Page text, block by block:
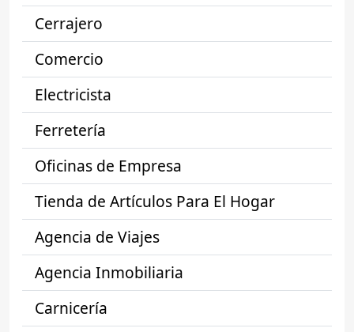
Cerrajero
Comercio
Electricista
Ferretería
Oficinas de Empresa
Tienda de Artículos Para El Hogar
Agencia de Viajes
Agencia Inmobiliaria
Carnicería